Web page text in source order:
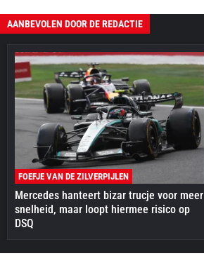
AANBEVOLEN DOOR DE REDACTIE
FOEFJE VAN DE ZILVERPIJLEN
Mercedes hanteert bizar trucje voor meer
snelheid, maar loopt hiermee risico op
DSQ